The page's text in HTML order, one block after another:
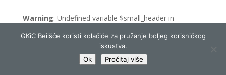
Warning: Undefined variable $small_header in
content/plugins/simple-facebook-
plugin/views/view-page-plugin.php
GKiC Beilšće koristi kolačiće za pružanje boljeg korisničkog
iskustva.
Ok
Pročitaj više